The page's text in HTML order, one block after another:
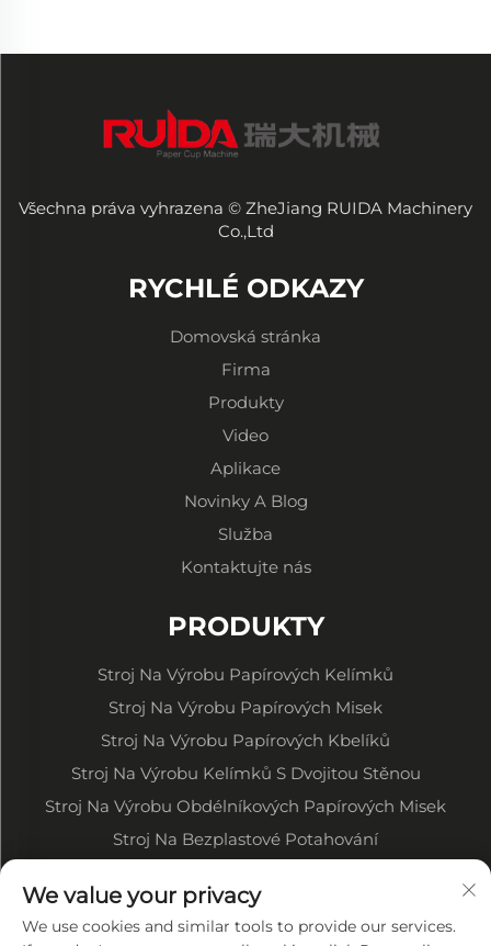
Všechna práva vyhrazena © ZheJiang RUIDA Machinery
Co.,Ltd
RYCHLÉ ODKAZY
Domovská stránka
Firma
Produkty
Video
Aplikace
Novinky A Blog
Služba
Kontaktujte nás
PRODUKTY
Stroj Na Výrobu Papírových Kelímků
Stroj Na Výrobu Papírových Misek
Stroj Na Výrobu Papírových Kbelíků
Stroj Na Výrobu Kelímků S Dvojitou Stěnou
Stroj Na Výrobu Obdélníkových Papírových Misek
Stroj Na Bezplastové Potahování
Stroj Na Stříhání Papírových Rolí
Ostatní Související Stroje
We value your privacy
We use cookies and similar tools to provide our services.